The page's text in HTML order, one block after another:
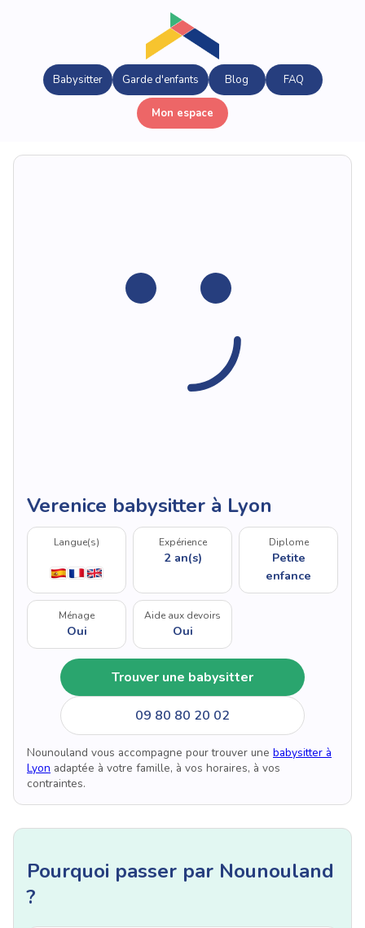
Babysitter Garde d'enfants Blog FAQ
Mon espace
Verenice babysitter à Lyon
Langue(s) Expérience
2 an(s)
Diplome
Petite
enfance
Ménage
Oui
Aide aux devoirs
Oui
Trouver une babysitter
09 80 80 20 02
Nounouland vous accompagne pour trouver une babysitter à
Lyon adaptée à votre famille, à vos horaires, à vos
contraintes.
Pourquoi passer par Nounouland
?